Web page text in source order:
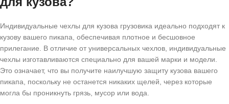
Индивидуальные чехлы для кузова грузовика идеально подходят к
кузову вашего пикапа, обеспечивая плотное и бесшовное
прилегание. В отличие от универсальных чехлов, индивидуальные
чехлы изготавливаются специально для вашей марки и модели.
Это означает, что вы получите наилучшую защиту кузова вашего
пикапа, поскольку не останется никаких щелей, через которые
могла бы проникнуть грязь, мусор или вода.